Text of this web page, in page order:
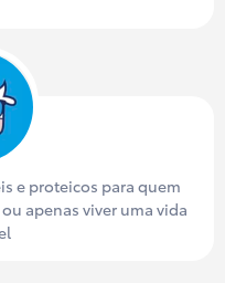
e proteicos para quem
apenas viver uma vida